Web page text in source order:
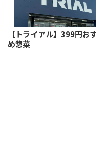
【トライアル】399円お
め惣菜